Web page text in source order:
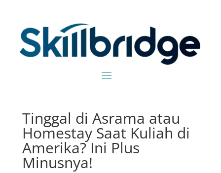
Tinggal di Asrama atau
Homestay Saat Kuliah di
Amerika? Ini Plus
Minusnya!